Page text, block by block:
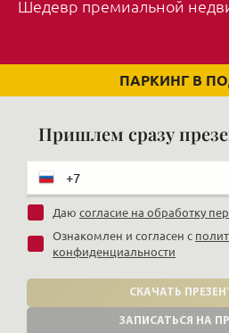
Шедевр премиальной
ПАРКИНГ В
Пришлем сразу
Даю согласие на обработку
Ознакомлен и согласен с
конфиденциальности
СКАЧАТЬ
ЗАПИСАТЬСЯ НА